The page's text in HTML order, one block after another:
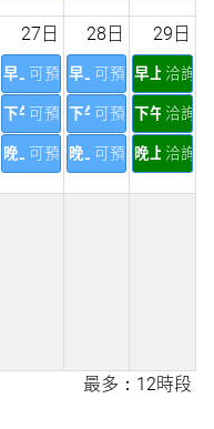
27日
早上可預訂
下午可預訂
晚上可預訂
28日
早上可預訂
下午可預訂
晚上可預訂
29日
早上 洽詢
下午 洽詢
晚上 洽詢
最多：12時段